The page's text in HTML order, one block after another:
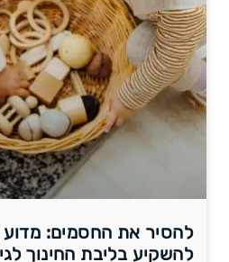
להסיר את החסמים: מדוע
להשקיע בליבת החינוך